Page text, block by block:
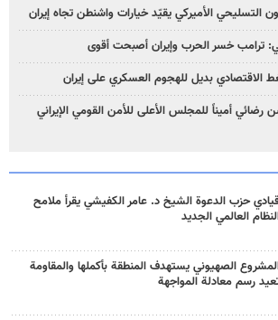
التسليحي الأميركي يقيّد خيارات واشنطن تجاه إيران
ترامب خسر الحرب وإيران أصبحت أقوى
الاقتصادي بديل للهجوم العسكري على إيران
أميناً للمجلس الأعلى للأمن القومي الإيراني
حزب الدعوة الشيخ د. عامر الكفيشي يقرأ ملامح
العالمي الجديد
الصهيوني يستهدف المنطقة بأكملها والمقاومة
رسم معادلة المواجهة